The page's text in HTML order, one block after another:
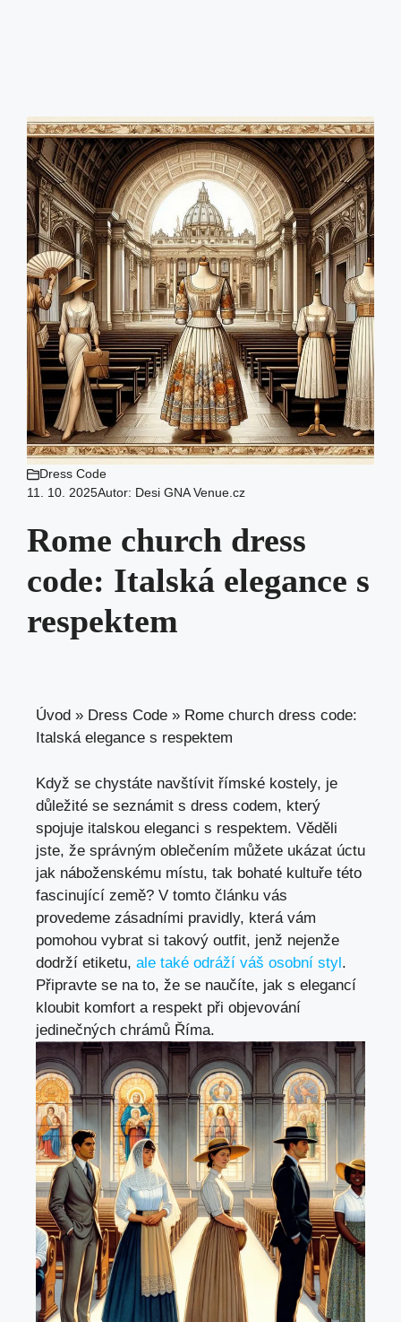
Dress Code
11. 10. 2025Autor: Desi GNA Venue.cz
Rome church dress
code: Italská elegance s
respektem
Úvod » Dress Code » Rome church dress code:
Italská elegance s respektem
Když se chystáte navštívit římské kostely, je
důležité se seznámit s dress codem, který
spojuje italskou eleganci s respektem. Věděli
jste, že správným oblečením můžete ukázat úctu
jak náboženskému místu, tak bohaté kultuře této
fascinující země? V tomto článku vás
provedeme zásadními pravidly, která vám
pomohou vybrat si takový outfit, jenž nejenže
dodrží etiketu, ale také odráží váš osobní styl.
Připravte se na to, že se naučíte, jak s elegancí
kloubit komfort a respekt při objevování
jedinečných chrámů Říma.